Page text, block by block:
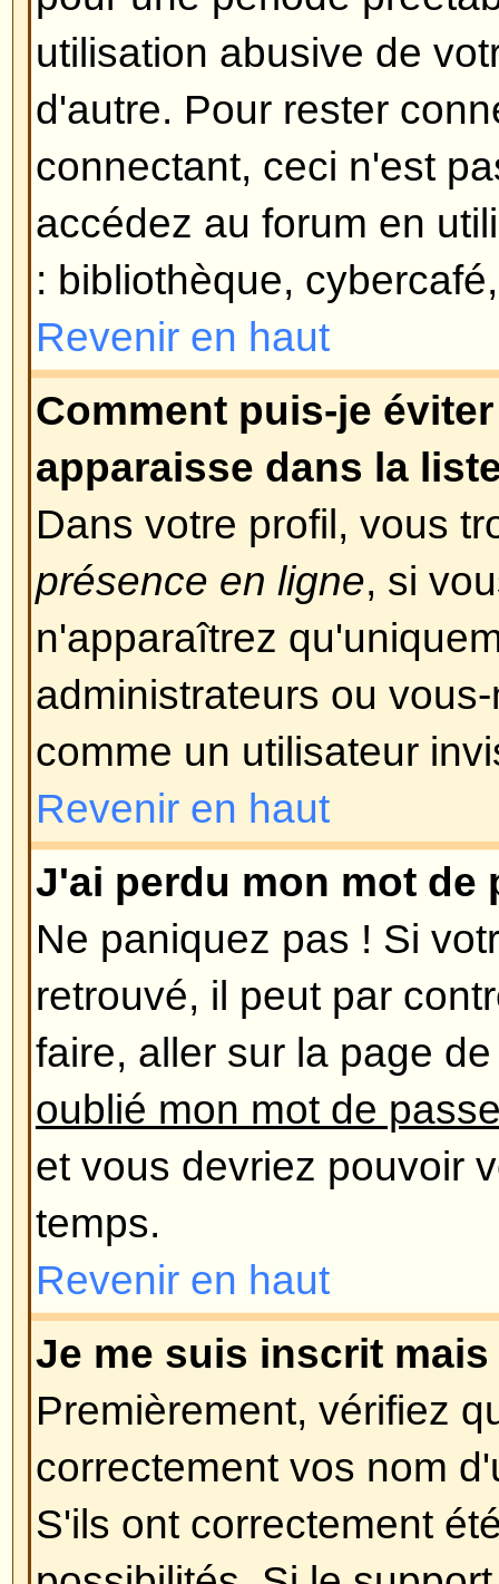
vous avez cliqué sur le lienJ'ai
moment de l'enregistrement,
les instructions que vous avez
le cas, alors peut-être que votre
activé ? Certains forums
nouveaux enregistrements
vous-même, soit par
vous connecter. Lorsque vous
message aurait dû vous
requise ou non. Si vous avez
alors les instructions qui s'y
pas reçu, alors êtes-vous bien
que vous avez fournie lors de
valide ? L'une des raisons pour
est utilisée, c'est de réduire les
utilisateurs malintentionnés
anonymement. Si vous êtes sûr
que vous avez fournie est
contacter l'administrateur du
Revenir en haut
Je me suis enregistré dans le
plus me connecter ?!
Les raisons les plus probables
vous avez entré un nom
incorrect (vérifiez l'e-mail qui
lorsque vous vous êtes
supprimé votre compte pour
vous trouvez dans le dernier
vous n'avez rien posté ? Il est
de supprimer périodiquement
utilisateurs n'ayant rien posté
la base de données. Essayez
encore et impliquez-vous dans
Revenir en haut